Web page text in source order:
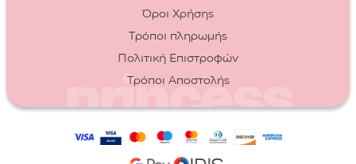
Όροι Χρήσης
Τρόποι πληρωμής
Πολιτική Επιστροφών
Τρόποι Αποστολής